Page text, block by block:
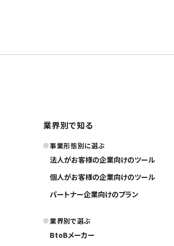
業界別で知る
事業形態別に選ぶ
法人がお客様の企業向けのツール
個人がお客様の企業向けのツール
パートナー企業向けのプラン
業界別で選ぶ
BtoBメーカー